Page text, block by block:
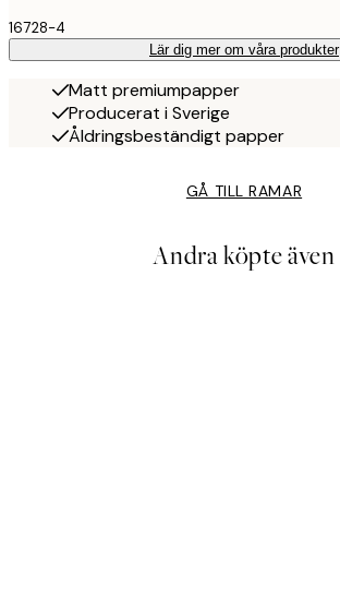
16728-4
Lär dig mer om våra produkter
Matt premiumpapper
Producerat i Sverige
Åldringsbeständigt papper
GÅ TILL RAMAR
Andra köpte även